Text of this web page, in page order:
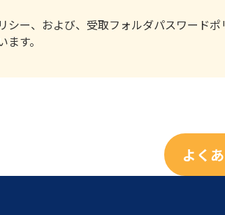
シー、および、受取フォルダパスワード
す。
よく